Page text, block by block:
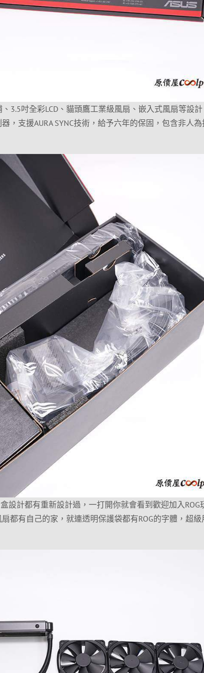
3.5吋全彩LCD、貓頭鷹工業級風扇、嵌入式風扇等設
，支援AURA SYNC技術，給予六年的保固，包含非人
設計都有重新設計過，一打開你就會看到歡迎加入ROG
都有自己的家，就連透明保護袋都有ROG的字體，超級